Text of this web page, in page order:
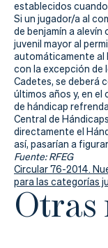
establecidos
Si un jugador/a al
de benjamín a
juvenil mayor al
automáticamente al
con la excepción de
Cadetes, se deberá
últimos años y, en el
de hándicap
Central de
directamente el
así, pasarían a
Fuente: RFEG
Circular 76-2014.
para las categorías
Otras